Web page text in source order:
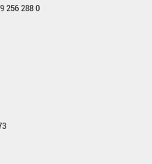
256 288 0